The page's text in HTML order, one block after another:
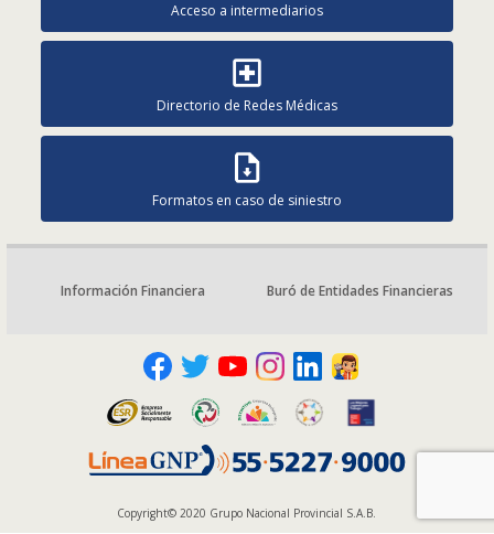
Acceso a intermediarios
Directorio de Redes Médicas
Formatos en caso de siniestro
Información Financiera Buró de Entidades Financieras
Copyright© 2020 Grupo Nacional Provincial S.A.B.